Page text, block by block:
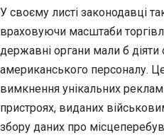
У своєму листі законодавці
враховуючи масштаби
державні органи мали б діяти
американського персоналу.
вимкнення унікальних
пристроях, виданих
збору даних про